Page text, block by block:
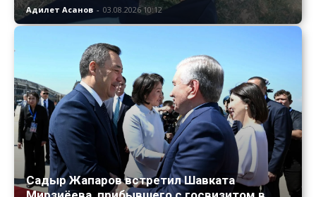
Адилет Асанов - 03.08.2026 10:12
Садыр Жапаров встретил Шавката